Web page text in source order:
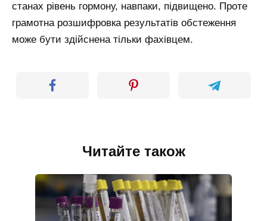
станах рівень гормону, навпаки, підвищено. Проте
грамотна розшифровка результатів обстеження
може бути здійснена тільки фахівцем.
Читайте також